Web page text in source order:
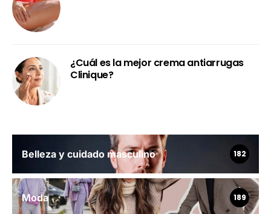
¿Cuál es la mejor crema antiarrugas
Clinique?
Belleza y cuidado masculino 182
Moda 189